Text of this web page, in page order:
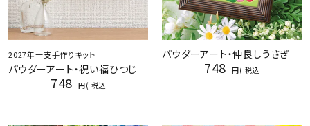
meeting_room ログイン person 会員登録
2027年干支手作りキット
パウダーアート・祝い福ひつじ
748 税込
パウダーアート・仲良しうさぎ
748 税込